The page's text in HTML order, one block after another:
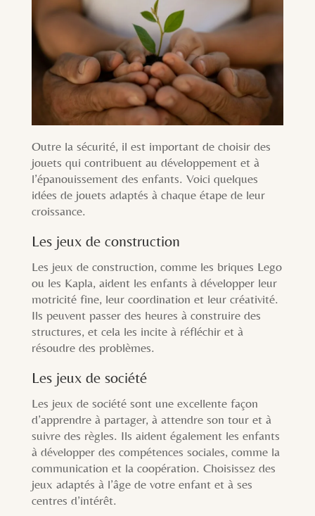
Outre la sécurité, il est important de choisir des
jouets qui contribuent au développement et à
l’épanouissement des enfants. Voici quelques
idées de jouets adaptés à chaque étape de leur
croissance.
Les jeux de construction
Les jeux de construction, comme les briques Lego
ou les Kapla, aident les enfants à développer leur
motricité fine, leur coordination et leur créativité.
Ils peuvent passer des heures à construire des
structures, et cela les incite à réfléchir et à
résoudre des problèmes.
Les jeux de société
Les jeux de société sont une excellente façon
d’apprendre à partager, à attendre son tour et à
suivre des règles. Ils aident également les enfants
à développer des compétences sociales, comme la
communication et la coopération. Choisissez des
jeux adaptés à l’âge de votre enfant et à ses
centres d’intérêt.